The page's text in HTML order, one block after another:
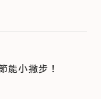
能小撇步！